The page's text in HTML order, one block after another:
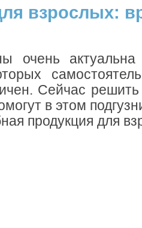
взрослых:
очень
Сейчас
в этом
продукция для